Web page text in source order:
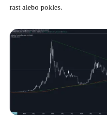
rast alebo pokles.